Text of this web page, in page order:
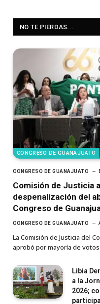
NO TE PIERDAS...
CONGRESO DE GUANAJUATO
CONGRESO DE GUANAJUATO
Comisión de Justicia
despenalización del
Congreso de
CONGRESO DE GUANAJUATO
La Comisión de Justicia del
aprobó por mayoría de
Libia
a la
2026;